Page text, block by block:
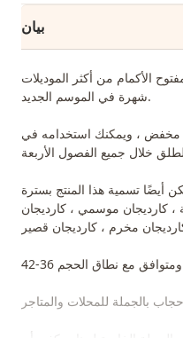
بيان
الأكمام من أكثر الموديلات
شهرة في الموسم الجديد.
مخفض ، ويمكنك استخدامه في
أيضًا تسمية هذا المنتج بسترة
كارديجان موسمي ، كارديجان